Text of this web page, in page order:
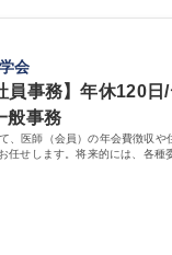
整っているため、安心して
総務◆賞与5ヶ月◆年休
成長と組織への貢献度を
リモート可など、ワーク
「これまでの幅広い経験
前向きな意欲と挑戦を全力
高専 短大 専修学校 高校
級 日商簿記検定3級
会
員事務】年休120日
般事務
、医師（会員）の年会費徴収や
任せします。将来的には、各種
ます。